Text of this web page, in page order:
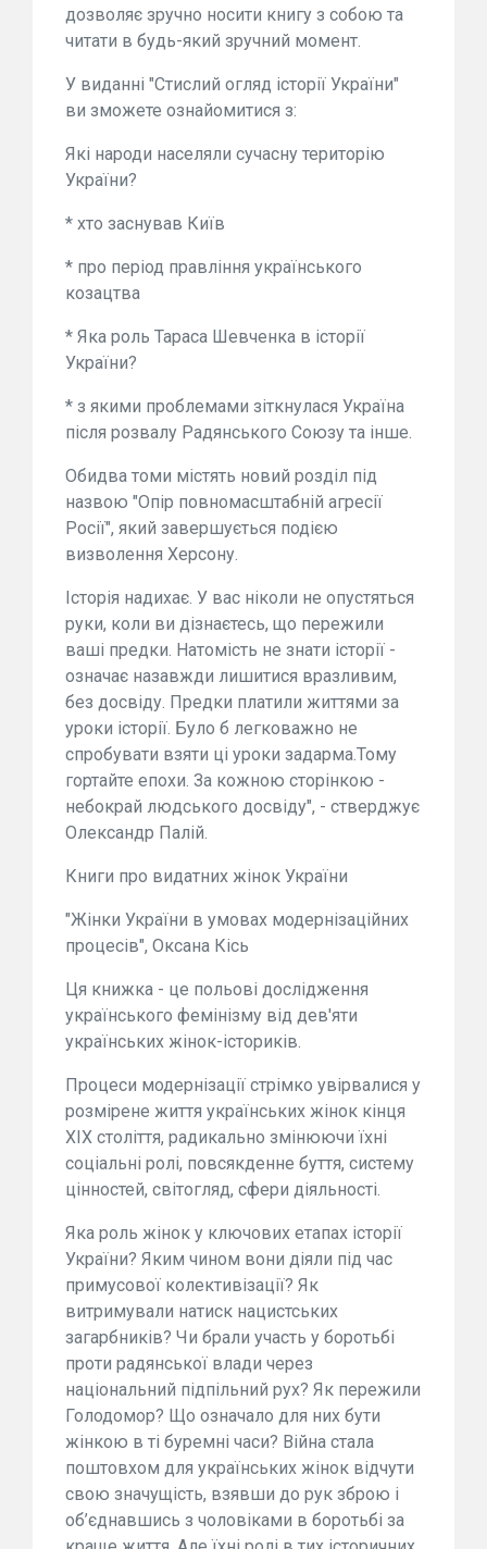
дозволяє зручно носити книгу з собою та
читати в будь-який зручний момент.
У виданні "Стислий огляд історії України"
ви зможете ознайомитися з:
Які народи населяли сучасну територію
України?
* хто заснував Київ
* про період правління українського
козацтва
* Яка роль Тараса Шевченка в історії
України?
* з якими проблемами зіткнулася Україна
після розвалу Радянського Союзу та інше.
Обидва томи містять новий розділ під
назвою "Опір повномасштабній агресії
Росії", який завершується подією
визволення Херсону.
Історія надихає. У вас ніколи не опустяться
руки, коли ви дізнаєтесь, що пережили
ваші предки. Натомість не знати історії -
означає назавжди лишитися вразливим,
без досвіду. Предки платили життями за
уроки історії. Було б легковажно не
спробувати взяти ці уроки задарма.Тому
гортайте епохи. За кожною сторінкою -
небокрай людського досвіду", - стверджує
Олександр Палій.
Книги про видатних жінок України
"Жінки України в умовах модернізаційних
процесів", Оксана Кісь
Ця книжка - це польові дослідження
українського фемінізму від дев'яти
українських жінок-істориків.
Процеси модернізації стрімко увірвалися у
розмірене життя українських жінок кінця
ХІХ століття, радикально змінюючи їхні
соціальні ролі, повсякденне буття, систему
цінностей, світогляд, сфери діяльності.
Яка роль жінок у ключових етапах історії
України? Яким чином вони діяли під час
примусової колективізації? Як
витримували натиск нацистських
загарбників? Чи брали участь у боротьбі
проти радянської влади через
національний підпільний рух? Як пережили
Голодомор? Що означало для них бути
жінкою в ті буремні часи? Війна стала
поштовхом для українських жінок відчути
свою значущість, взявши до рук зброю і
об’єднавшись з чоловіками в боротьбі за